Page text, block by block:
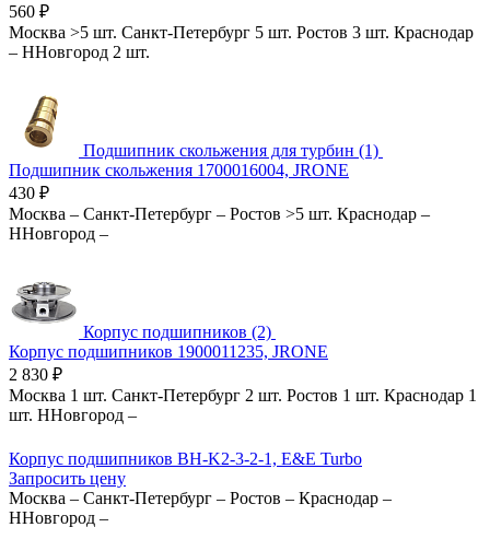
560 ₽
Москва >5 шт. Санкт-Петербург 5 шт. Ростов 3 шт. Краснодар
– ННовгород 2 шт.
Подшипник скольжения для турбин (1)
Подшипник скольжения 1700016004, JRONE
430 ₽
Москва – Санкт-Петербург – Ростов >5 шт. Краснодар –
ННовгород –
Корпус подшипников (2)
Корпус подшипников 1900011235, JRONE
2 830 ₽
Москва 1 шт. Санкт-Петербург 2 шт. Ростов 1 шт. Краснодар 1
шт. ННовгород –
Корпус подшипников BH-K2-3-2-1, E&E Turbo
Запросить цену
Москва – Санкт-Петербург – Ростов – Краснодар –
ННовгород –